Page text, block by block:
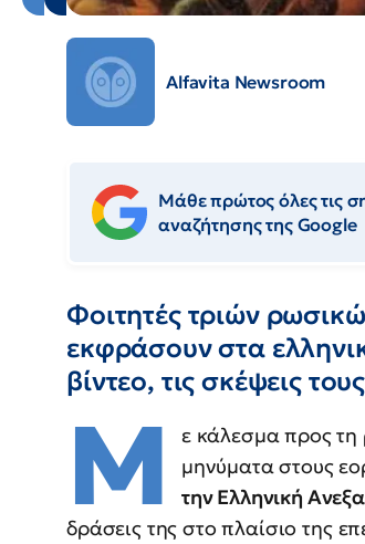
Alfavita Newsroom
Μάθε πρώτος όλες τις
αναζήτησης της Google
Φοιτητές τριών
εκφράσουν στα
βίντεο, τις σκέψεις
Μ
ε κάλεσμα προς τη
μηνύματα στους
την Ελληνική
δράσεις της στο πλαίσιο της